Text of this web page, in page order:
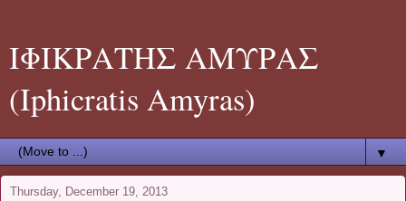
ΙΦΙΚΡΑΤΗΣ ΑΜΥΡΑΣ
(Iphicratis Amyras)
▼
Thursday, December 19, 2013